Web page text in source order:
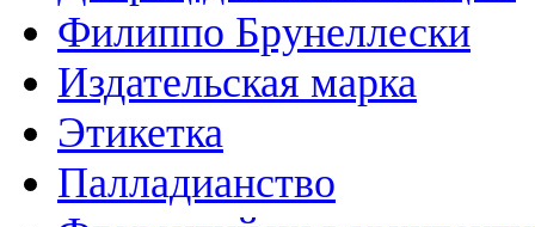
Филиппо Брунеллески
Издательская марка
Этикетка
Палладианство